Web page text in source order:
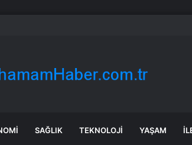
En Az 25 Kişi Hayatını Kaybetti
SAĞLIK TEKNOLOJI YAŞAM